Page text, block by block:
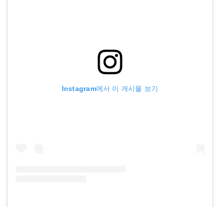
Instagram에서 이 게시물 보기